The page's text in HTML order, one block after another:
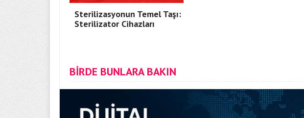
Sterilizasyonun Temel Taşı:
Sterilizator Cihazları
BİRDE BUNLARA BAKIN